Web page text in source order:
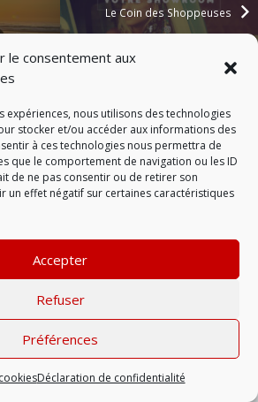
le consentement aux
expériences, nous utilisons des technologies
stocker et/ou accéder aux informations des
à ces technologies nous permettra de
que le comportement de navigation ou les ID
de ne pas consentir ou de retirer son
un effet négatif sur certaines caractéristiques
Accepter
Refuser
Préférences
Déclaration de confidentialité
Le Coin des Shoppeuses
confidentialité